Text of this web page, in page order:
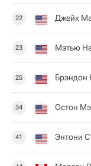
22 Джейк
23 Мэтью
25 Брэндон
34 Остон
41 Энтони